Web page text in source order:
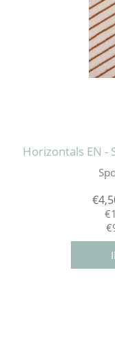
Horizontals EN -